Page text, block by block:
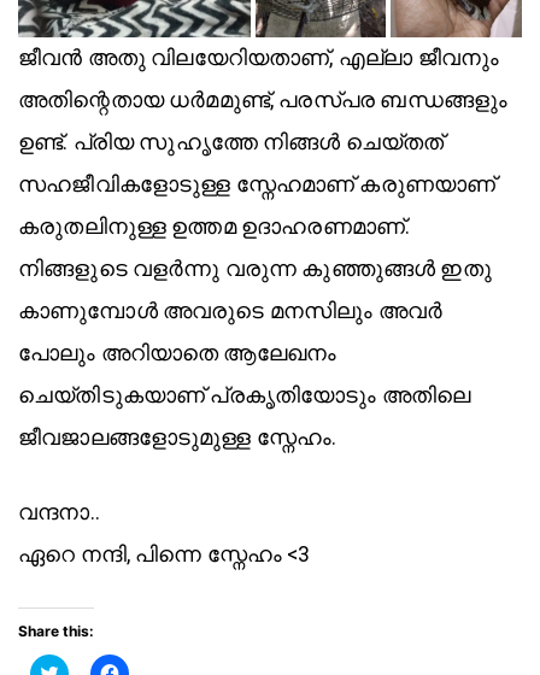
ജീവൻ അതു വിലയേറിയതാണ്, എല്ലാ ജീവനും
അതിന്റെതായ ധർമമുണ്ട്, പരസ്പര ബന്ധങ്ങളും
ഉണ്ട്. പ്രിയ സുഹൃത്തേ നിങ്ങൾ ചെയ്തത്
സഹജീവികളോടുള്ള സ്നേഹമാണ് കരുണയാണ്
കരുതലിനുള്ള ഉത്തമ ഉദാഹരണമാണ്.
നിങ്ങളുടെ വളർന്നു വരുന്ന കുഞ്ഞുങ്ങൾ ഇതു
കാണുമ്പോൾ അവരുടെ മനസിലും അവർ
പോലും അറിയാതെ ആലേഖനം
ചെയ്തിടുകയാണ് പ്രകൃതിയോടും അതിലെ
ജീവജാലങ്ങളോടുമുള്ള സ്നേഹം.
വന്ദനാ..
ഏറെ നന്ദി, പിന്നെ സ്നേഹം <3
Share this:
C C